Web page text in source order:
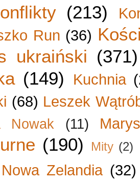
(213)
Run (36)
ukraiński (371)
(149) Kuchnia
(68) Leszek
Nowak (11)
(190) Mity (2)
Nowa Zelandia (32)